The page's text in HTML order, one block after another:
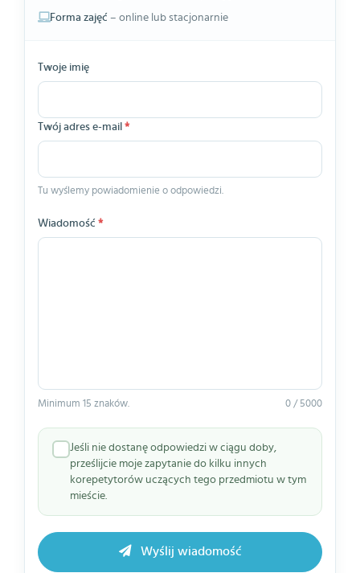
Forma zajęć – online lub stacjonarnie
Twoje imię
Twój adres e-mail *
Tu wyślemy powiadomienie o odpowiedzi.
Wiadomość *
Minimum 15 znaków. 0 / 5000
Jeśli nie dostanę odpowiedzi w ciągu doby,
prześlijcie moje zapytanie do kilku innych
korepetytorów uczących tego przedmiotu w tym
mieście.
Wyślij wiadomość